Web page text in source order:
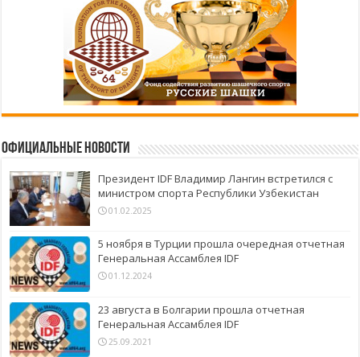
Официальные новости
Президент IDF Владимир Лангин встретился с
министром спорта Республики Узбекистан
01.02.2025
5 ноября в Турции прошла очередная отчетная
Генеральная Ассамблея IDF
01.12.2024
23 августа в Болгарии прошла отчетная
Генеральная Ассамблея IDF
25.09.2021